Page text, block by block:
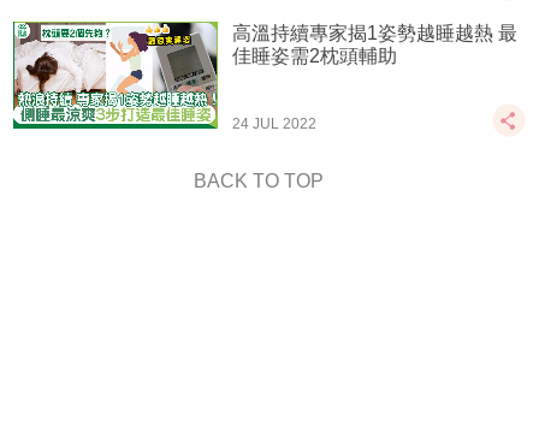
高溫持續專家揭1姿勢越睡越熱 最
佳睡姿需2枕頭輔助
24 JUL 2022
BACK TO TOP